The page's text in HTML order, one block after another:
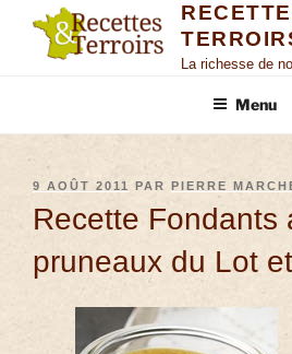
La richesse de
Menu
9 AOÛT 2011 PAR PIERRE
Recette Fondants
pruneaux du Lot